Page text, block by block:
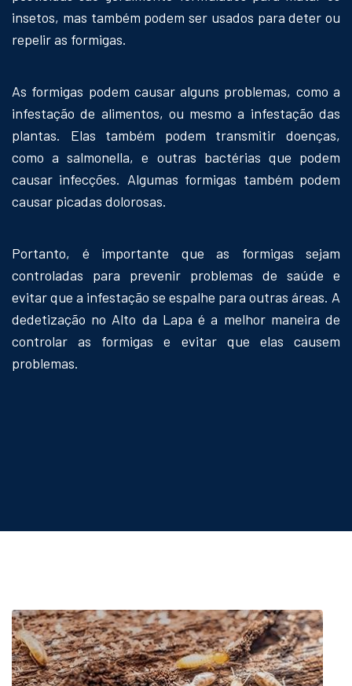
insetos, mas também podem ser usados para deter ou
repelir as formigas.
As formigas podem causar alguns problemas, como a
infestação de alimentos, ou mesmo a infestação das
plantas. Elas também podem transmitir doenças,
como a salmonella, e outras bactérias que podem
causar infecções. Algumas formigas também podem
causar picadas dolorosas.
Portanto, é importante que as formigas sejam
controladas para prevenir problemas de saúde e
evitar que a infestação se espalhe para outras áreas. A
dedetização no Alto da Lapa é a melhor maneira de
controlar as formigas e evitar que elas causem
problemas.